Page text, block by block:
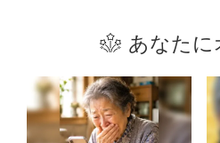
あなたに